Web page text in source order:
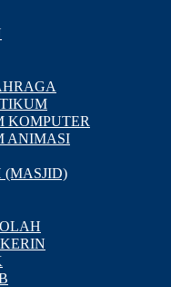
KOMPUTER
ANIMASI